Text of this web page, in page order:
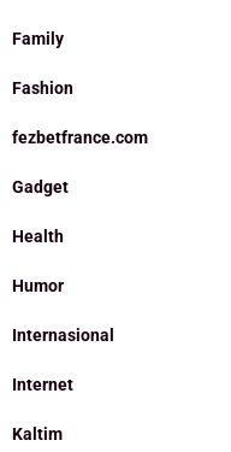
Family
Fashion
fezbetfrance.com
Gadget
Health
Humor
Internasional
Internet
Kaltim